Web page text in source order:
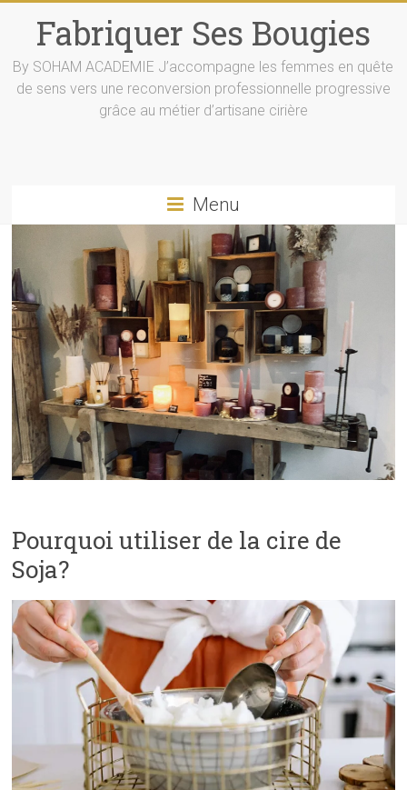
contentFabriquer Ses Bougies
By SOHAM ACADEMIE J’accompagne les femmes en quête
de sens vers une reconversion professionnelle progressive
grâce au métier d’artisane cirière
Menu
Pourquoi utiliser de la cire de
Soja?